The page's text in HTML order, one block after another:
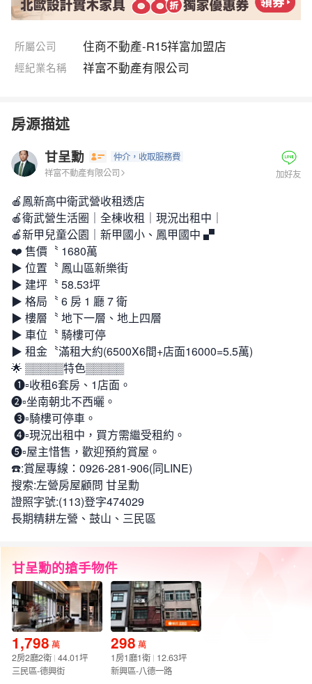
所屬公司 住商不動產-R15祥富加盟店
經紀業名稱 祥富不動產有限公司
房源描述
甘呈勳 仲介 ，收取服務費
祥富不動產有限公司
加好友
🍎鳳新高中衛武營收租透店
🍎衛武營生活圈｜全棟收租｜現況出租中｜
🍎新甲兒童公園｜新甲國小、鳳甲國中 ▞
❤️ 售價〝 1680萬
▶ 位置〝 鳳山區新樂街
▶ 建坪〝 58.53坪
▶ 格局〝 6 房 1 廳 7 衛
▶ 樓層〝 地下一層、地上四層
▶ 車位〝 騎樓可停
▶ 租金〝滿租大約(6500X6間+店面16000=5.5萬)
🌟 ▒▒▒▒▒特色▒▒▒▒▒
➊▫收租6套房、1店面。
➋▫坐南朝北不西曬。
➌▫騎樓可停車。
➍▫現況出租中，買方需繼受租約。
➎▫屋主惜售，歡迎預約賞屋。
☎️:賞屋專線：0926-281-906(同LINE)
搜索:左營房屋顧問 甘呈勳
證照字號:(113)登字474029
長期精耕左營、鼓山、三民區
甘呈勳的搶手物件
1,798 萬
2房2廳2衛 44.01坪
三民區-德興街
298 萬
1房1廳1衛 12.63坪
新興區-八德一路